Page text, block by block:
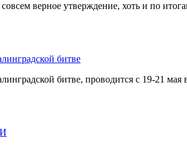
верное утверждение, хоть и по
битве
битве, проводится с 19-21 мая